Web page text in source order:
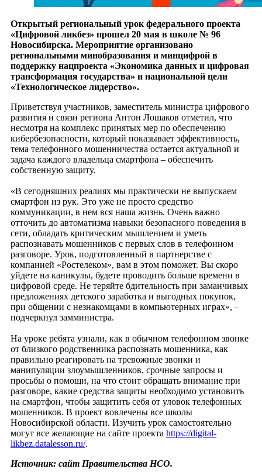
Открытый региональный урок федерального проекта
«Цифровой ликбез» прошел 20 мая в школе № 96
Новосибирска. Мероприятие организовано
региональными минобразования и минцифрой в
поддержку нацпроекта «Экономика данных и цифровая
трансформация государства» и национальной цели
«Технологическое лидерство».
Приветствуя участников, заместитель министра цифрового
развития и связи региона Антон Лошаков отметил, что
несмотря на комплекс принятых мер по обеспечению
кибербезопасности, который показывает эффективность,
тема телефонного мошенничества остается актуальной и
задача каждого владельца смартфона – обеспечить
собственную защиту.
«В сегодняшних реалиях мы практически не выпускаем
смартфон из рук. Это уже не просто средство
коммуникации, в нем вся наша жизнь. Очень важно
отточить до автоматизма навыки безопасного поведения в
сети, обладать критическим мышлением и уметь
распознавать мошенников с первых слов в телефонном
разговоре. Урок, подготовленный в партнерстве с
компанией «Ростелеком», вам в этом поможет. Вы скоро
уйдете на каникулы, будете проводить больше времени в
цифровой среде. Не теряйте бдительность при заманчивых
предложениях детского заработка и выгодных покупок,
при общении с незнакомцами в компьютерных играх», –
подчеркнул замминистра.
На уроке ребята узнали, как в обычном телефонном звонке
от близкого родственника распознать мошенника, как
правильно реагировать на тревожные звонки и
манипуляции злоумышленников, срочные запросы и
просьбы о помощи, на что стоит обращать внимание при
разговоре, какие средства защиты необходимо установить
на смартфон, чтобы защитить себя от уловок телефонных
мошенников. В проект вовлечены все школы
Новосибирской области. Изучить урок самостоятельно
могут все желающие на сайте проекта https://digital-
likbez.datalesson.ru/.
Источник: сайт Правительства НСО.